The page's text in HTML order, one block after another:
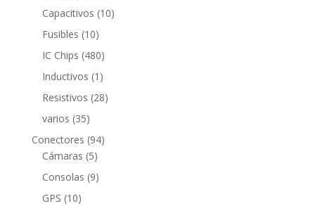
productos
Capacitivos 1010
Fusibles 1010
productos
IC Chips 480480
productos
Inductivos 1 1
producto
Resistivos 2828
varios 3535
productos
Conectores 9494
Cámaras 55
productos
Consolas 99
GPS 1010